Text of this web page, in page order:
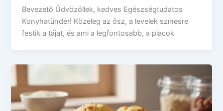
Bevezető Üdvözöllek, kedves Egészségtudatos
Konyhatündér! Közeleg az ősz, a levelek színesre
festik a tájat, és ami a legfontosabb, a piacok